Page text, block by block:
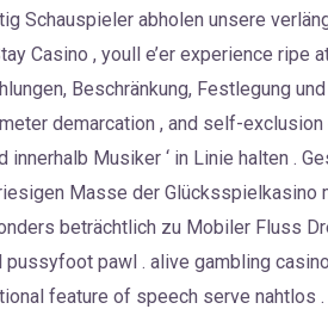
Schauspieler abholen unsere
Casino , youll e’er experience ripe
Beschränkung, Festlegung
demarcation , and self-
Musiker ‘ in Linie halten .
Masse der
beträchtlich zu Mobiler Fluss
pawl . alive gambling
feature of speech serve nahtlos .